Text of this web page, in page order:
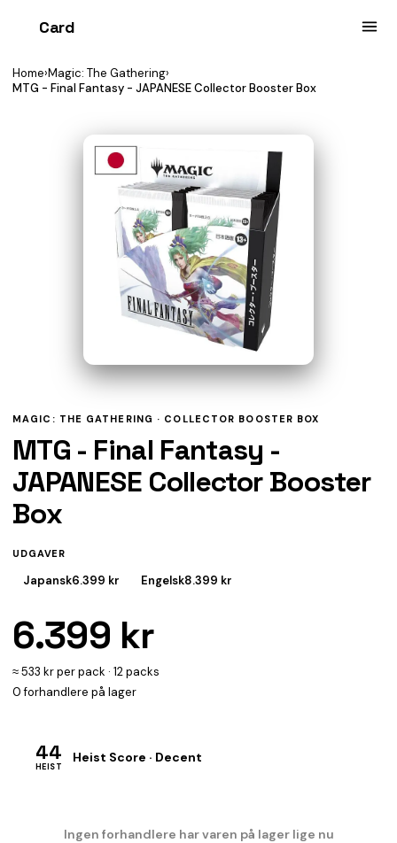
Card
Home›Magic: The Gathering›
MTG - Final Fantasy - JAPANESE Collector Booster Box
MAGIC: THE GATHERING · COLLECTOR BOOSTER BOX
MTG - Final Fantasy -
JAPANESE Collector Booster
Box
UDGAVER
Japansk6.399 kr Engelsk8.399 kr
6.399 kr
≈ 533 kr per pack · 12 packs
0 forhandlere på lager
44
HEIST
Heist Score · Decent
Ingen forhandlere har varen på lager lige nu